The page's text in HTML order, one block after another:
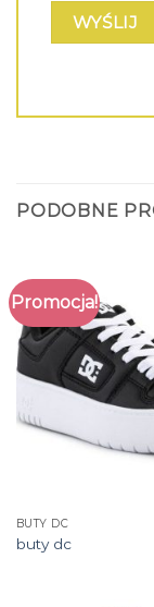
PODOBNE
Promocja!
BUTY DC
buty dc